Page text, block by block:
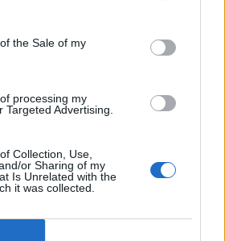
the Sale of my
processing my
Targeted Advertising.
Collection, Use,
or Sharing of my
Is Unrelated with the
it was collected.
θέμα δικαιωμάτων άλλα